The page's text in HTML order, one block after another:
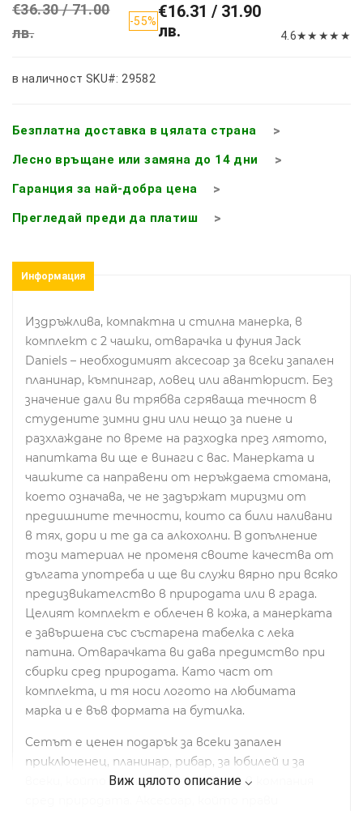
€36.30 / 71.00
лв.
-55%€16.31 / 31.90
лв.
4.6★★ ★★ ★
в наличност SKU#: 29582
Безплатна доставка в цялата страна
Лесно връщане или замяна до 14 дни
Гаранция за най-добра цена
Прегледай преди да платиш
Информация
Издръжлива, компактна и стилна манерка, в
комплект с 2 чашки, отварачка и фуния Jack
Daniels – необходимият аксесоар за всеки запален
планинар, къмпингар, ловец или авантюрист. Без
значение дали ви трябва сгряваща течност в
студените зимни дни или нещо за пиене и
разхлаждане по време на разходка през лятото,
напитката ви ще е винаги с вас. Манерката и
чашките са направени от неръждаема стомана,
което означава, че не задържат миризми от
предишните течности, които са били наливани
в тях, дори и те да са алкохолни. В допълнение
този материал не променя своите качества от
дългата употреба и ще ви служи вярно при всяко
предизвикателство в природата или в града.
Целият комплект е облечен в кожа, а манерката
е завършена със състарена табелка с лека
патина. Отварачката ви дава предимство при
сбирки сред природата. Като част от
комплекта, и тя носи логото на любимата
марка и е във формата на бутилка.
Сетът е ценен подарък за всеки запален
приключенец, планинар, рибар, за юбилей и за
всеки, който обича да се забавлява в компания